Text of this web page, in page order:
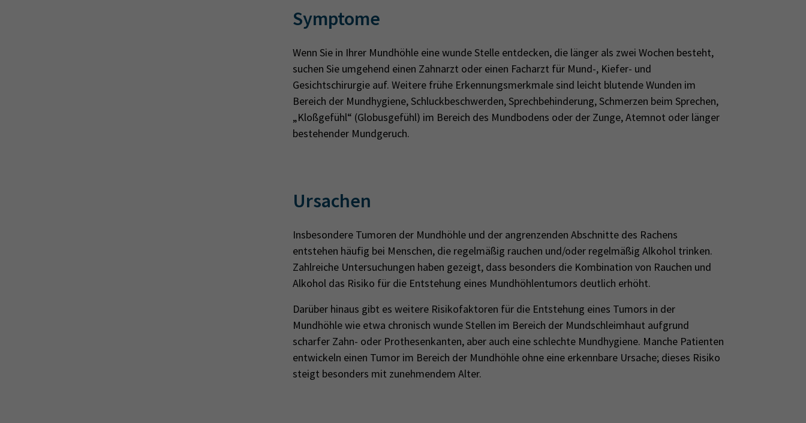
Symptome
Wenn Sie in Ihrer Mundhöhle eine wunde Stelle entdecken, die länger als zwei Wochen besteht,
suchen Sie umgehend einen Zahnarzt oder einen Facharzt für Mund-, Kiefer- und
Gesichtschirurgie auf. Weitere frühe Erkennungsmerkmale sind leicht blutende Wunden im
Bereich der Mundhygiene, Schluckbeschwerden, Sprechbehinderung, Schmerzen beim Sprechen,
„Kloßgefühl“ (Globusgefühl) im Bereich des Mundbodens oder der Zunge, Atemnot oder länger
bestehender Mundgeruch.
Ursachen
Insbesondere Tumoren der Mundhöhle und der angrenzenden Abschnitte des Rachens
entstehen häufig bei Menschen, die regelmäßig rauchen und/oder regelmäßig Alkohol trinken.
Zahlreiche Untersuchungen haben gezeigt, dass besonders die Kombination von Rauchen und
Alkohol das Risiko für die Entstehung eines Mundhöhlentumors deutlich erhöht.
Darüber hinaus gibt es weitere Risikofaktoren für die Entstehung eines Tumors in der
Mundhöhle wie etwa chronisch wunde Stellen im Bereich der Mundschleimhaut aufgrund
scharfer Zahn- oder Prothesenkanten, aber auch eine schlechte Mundhygiene. Manche Patienten
entwickeln einen Tumor im Bereich der Mundhöhle ohne eine erkennbare Ursache; dieses Risiko
steigt besonders mit zunehmendem Alter.